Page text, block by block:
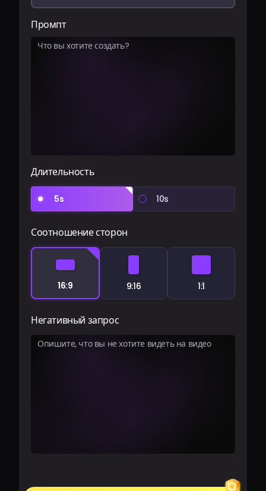
Промпт
Длительность
5s 10s
Соотношение сторон
16:9 9:16 1:1
Негативный запрос